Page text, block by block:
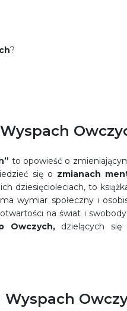
?
to opowieść o
się o zmianach
dziesięcioleciach, to
wymiar społeczny i
na świat i
Owczych,dzielących się
Wyspach